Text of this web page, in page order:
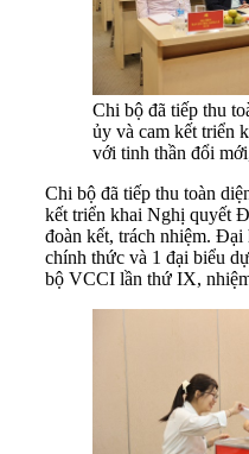
Chi bộ đã tiếp thu
ủy và cam kết triển
với tinh thần đổi
Chi bộ đã tiếp thu toàn
kết triển khai Nghị quyết
đoàn kết, trách nhiệm. Đại
chính thức và 1 đại biểu
bộ VCCI lần thứ IX,